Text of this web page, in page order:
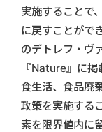
実施することで
に戻すことがで
のデトレフ・ヴ
『Nature』に
食生活、食品廃
政策を実施する
素を限界値内に